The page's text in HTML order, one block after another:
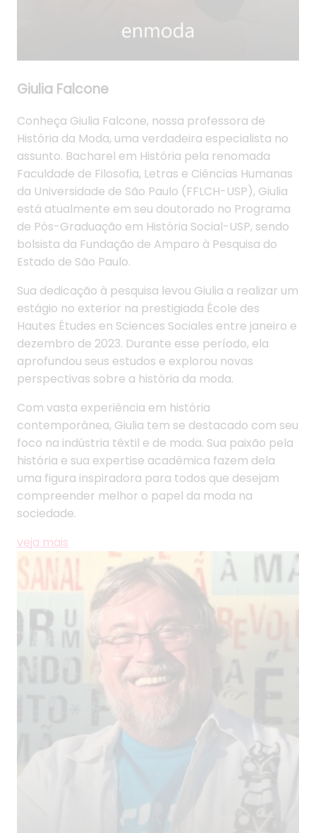
Giulia Falcone
Conheça Giulia Falcone, nossa professora de
História da Moda, uma verdadeira especialista no
assunto. Bacharel em História pela renomada
Faculdade de Filosofia, Letras e Ciências Humanas
da Universidade de São Paulo (FFLCH-USP), Giulia
está atualmente em seu doutorado no Programa
de Pós-Graduação em História Social-USP, sendo
bolsista da Fundação de Amparo à Pesquisa do
Estado de São Paulo.
Sua dedicação à pesquisa levou Giulia a realizar um
estágio no exterior na prestigiada École des
Hautes Études en Sciences Sociales entre janeiro e
dezembro de 2023. Durante esse período, ela
aprofundou seus estudos e explorou novas
perspectivas sobre a história da moda.
Com vasta experiência em história
contemporânea, Giulia tem se destacado com seu
foco na indústria têxtil e de moda. Sua paixão pela
história e sua expertise acadêmica fazem dela
uma figura inspiradora para todos que desejam
compreender melhor o papel da moda na
sociedade.
veja mais